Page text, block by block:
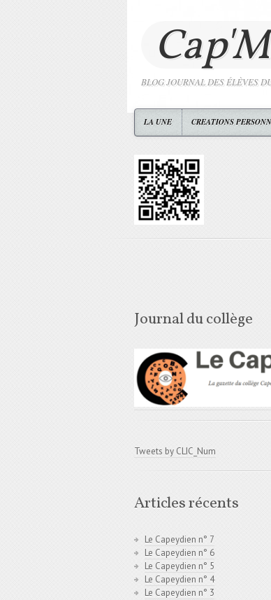
BLOG JOURNAL DES ÉLÈVES
LA UNE CREATIONS
Journal du collège
Tweets by CLIC_Num
Articles récents
Le Capeydien n° 7
Le Capeydien n° 6
Le Capeydien n° 5
Le Capeydien n° 4
Le Capeydien n° 3